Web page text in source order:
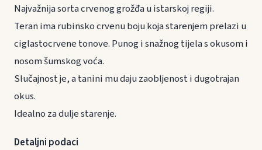
Najvažnija sorta crvenog grožđa u istarskoj regiji.
Teran ima rubinsko crvenu boju koja starenjem prelazi u
ciglastocrvene tonove. Punog i snažnog tijela s okusom i
nosom šumskog voća.
Slučajnost je, a tanini mu daju zaobljenost i dugotrajan
okus.
Idealno za dulje starenje.
Detaljni podaci